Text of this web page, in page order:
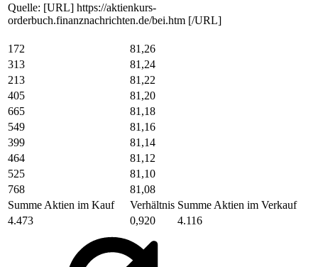
Quelle: [URL] https://aktienkurs-
orderbuch.finanznachrichten.de/bei.htm [/URL]
254
81,26
349
81,24
213
81,22
405
81,20
665
81,18
549
81,16
399
81,14
464
81,12
525
81,10
768
81,08
Summe Aktien im Kauf
Verhältnis Summe Aktien im Verkauf
4.591
0,897 4.116